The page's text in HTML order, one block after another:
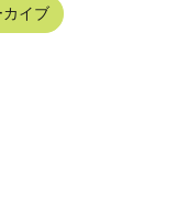
カイブ